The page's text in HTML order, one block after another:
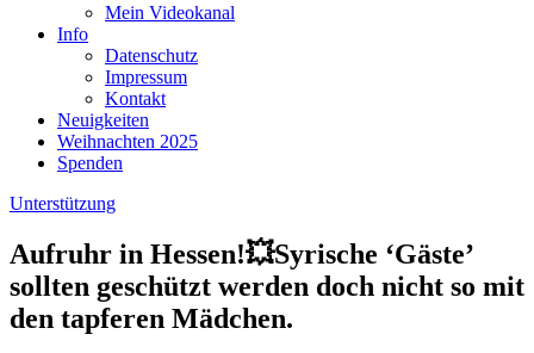
Mein Videokanal
Info
Datenschutz
Impressum
Kontakt
Neuigkeiten
Weihnachten 2025
Spenden
Unterstützung
Aufruhr in Hessen!💥Syrische ‘Gäste’
sollten geschützt werden doch nicht so mit
den tapferen Mädchen.